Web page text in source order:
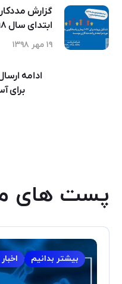
ابتدای سال ۹۸
۱۹ مهر ۱۳۹۸
ادامه
برای
پست های
اخبار 98 بیشتر بدانیم